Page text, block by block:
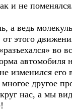
и не
а ведь
этого
во
автомобиля
изменился его
другое
нас, а мы